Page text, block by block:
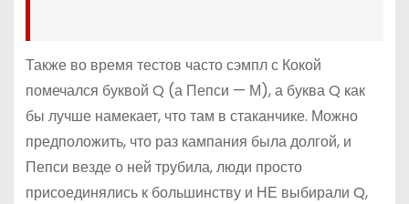
Также во время тестов часто сэмпл с Кокой
помечался буквой Q (а Пепси — М), а буква Q как
бы лучше намекает, что там в стаканчике. Можно
предположить, что раз кампания была долгой, и
Пепси везде о ней трубила, люди просто
присоединялись к большинству и НЕ выбирали Q,